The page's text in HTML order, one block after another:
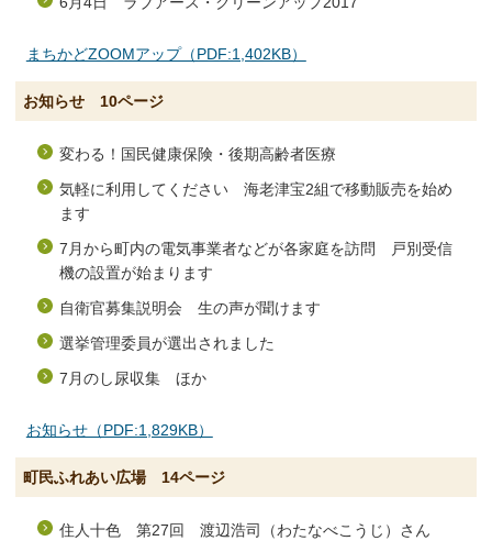
まちかどZOOMアップ（PDF:1,402KB）
お知らせ 10ページ
変わる！国民健康保険・後期高齢者医療
気軽に利用してください 海老津宝2組で移動販売を始め
ます
7月から町内の電気事業者などが各家庭を訪問 戸別受信
機の設置が始まります
自衛官募集説明会 生の声が聞けます
選挙管理委員が選出されました
7月のし尿収集 ほか
お知らせ（PDF:1,829KB）
町民ふれあい広場 14ページ
住人十色 第27回 渡辺浩司（わたなべこうじ）さん